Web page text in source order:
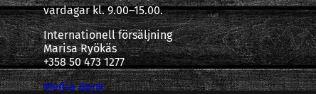
vardagar kl. 9.00–15.00.
Internationell försäljning
Marisa Ryökäs
+358 50 473 1277
Media Bank